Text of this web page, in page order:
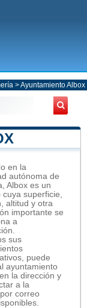
>Ayuntamiento Albox
en la
autónoma de
Albox es un
cuya superficie,
altitud y otra
importante se
a
sus
puede
ayuntamiento
la dirección y
a la
correo